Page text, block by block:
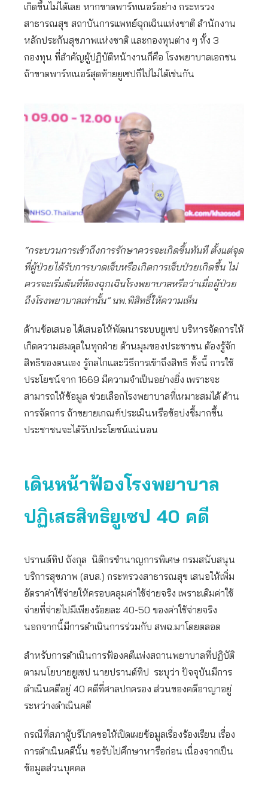
เกิดขึ้นไม่ได้เลย หากขาดพาร์ทเนอร์อย่าง กระทรวง
สาธารณสุข สถาบันการแพทย์ฉุกเฉินแห่งชาติ สำนักงาน
หลักประกันสุขภาพแห่งชาติ และกองทุนต่าง ๆ ทั้ง 3
กองทุน ที่สำคัญผู้ปฏิบัติหน้างานก็คือ โรงพยาบาลเอกชน
ถ้าขาดพาร์ทเนอร์สุดท้ายยูเซปก็ไปไม่ได้เช่นกัน
“กระบวนการเข้าถึงการรักษาควรจะเกิดขึ้นทันที ตั้งแต่จุด
ที่ผู้ป่วยได้รับการบาดเจ็บหรือเกิดการเจ็บป่วยเกิดขึ้น ไม่
ควรจะเริ่มต้นที่ห้องฉุกเฉินโรงพยาบาลหรือว่าเมื่อผู้ป่วย
ถึงโรงพยาบาลเท่านั้น” นพ.พิสิทธิ์ให้ความเห็น
ด้านข้อเสนอ ได้เสนอให้พัฒนาระบบยูเซป บริหารจัดการให้
เกิดความสมดุลในทุกฝ่าย ด้านมุมของประชาชน ต้องรู้จัก
สิทธิของตนเอง รู้กลไกและวิธีการเข้าถึงสิทธิ ทั้งนี้ การใช้
ประโยชน์จาก 1669 มีความจำเป็นอย่างยิ่ง เพราะจะ
สามารถให้ข้อมูล ช่วยเลือกโรงพยาบาลที่เหมาะสมได้ ด้าน
การจัดการ ถ้าขยายเกณฑ์ประเมินหรือข้อบ่งชี้มากขึ้น
ประชาชนจะได้รับประโยชน์แน่นอน
เดินหน้าฟ้องโรงพยาบาล
ปฏิเสธสิทธิยูเซป 40 คดี
ปรานต์ทิป ถังกุล นิติกรชำนาญการพิเศษ กรมสนับสนุน
บริการสุขภาพ (สบส.) กระทรวงสาธารณสุข เสนอให้เพิ่ม
อัตราค่าใช้จ่ายให้ครอบคลุมค่าใช้จ่ายจริง เพราะเดิมค่าใช้
จ่ายที่จ่ายไปมีเพียงร้อยละ 40-50 ของค่าใช้จ่ายจริง
นอกจากนี้มีการดำเนินการร่วมกับ สพฉ.มาโดยตลอด
สำหรับการดำเนินการฟ้องคดีแพ่งสถานพยาบาลที่ปฏิบัติ
ตามนโยบายยูเซป นายปรานต์ทิป ระบุว่า ปัจจุบันมีการ
ดำเนินคดีอยู่ 40 คดีที่ศาลปกครอง ส่วนของคดีอาญาอยู่
ระหว่างดำเนินคดี
กรณีที่สภาผู้บริโภคขอให้เปิดเผยข้อมูลเรื่องร้องเรียน เรื่อง
การดำเนินคดีนั้น ขอรับไปศึกษาหารือก่อน เนื่องจากเป็น
ข้อมูลส่วนบุคคล